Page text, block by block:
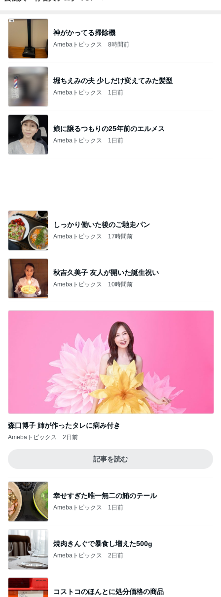
神がかってる掃除機
Amebaトピックス 8時間前
堀ちえみの夫 少しだけ変えてみた髪型
Amebaトピックス 1日前
娘に譲るつもりの25年前のエルメス
Amebaトピックス 1日前
しっかり働いた後のご馳走パン
Amebaトピックス 17時間前
秋吉久美子 友人が開いた誕生祝い
Amebaトピックス 10時間前
森口博子 姉が作ったタレに病み付き
Amebaトピックス 2日前
記事を読む
幸せすぎた唯一無二の鮪のテール
Amebaトピックス 1日前
焼肉きんぐで暴食し増えた500g
Amebaトピックス 2日前
コストコのほんとに処分価格の商品